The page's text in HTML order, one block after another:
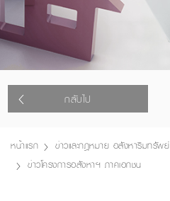
กลับไป
หน้าแรก ข่าวและกฎหมาย อสังหาริมทรัพย์
ข่าวโครงการอสังหาฯ ภาคเอกชน